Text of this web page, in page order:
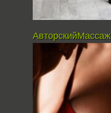
АвторскийМассаж